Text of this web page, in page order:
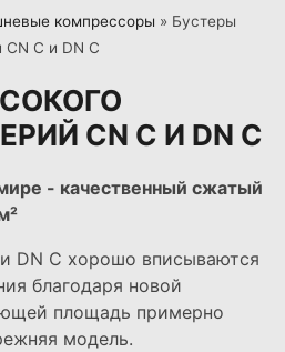
компрессоры » Бустеры
CN C и DN C
CN C И DN C
- качественный сжатый
DN C хорошо вписываются
благодаря новой
площадь примерно
модель.